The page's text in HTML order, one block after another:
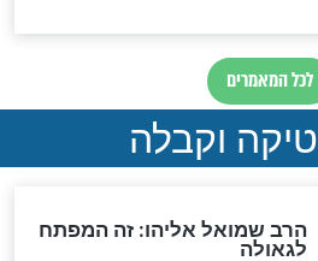
לחשב את הקץ?
בימות המשיח?